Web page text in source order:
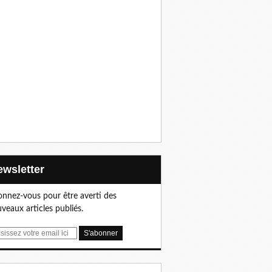
vous pour être averti des
articles publiés.